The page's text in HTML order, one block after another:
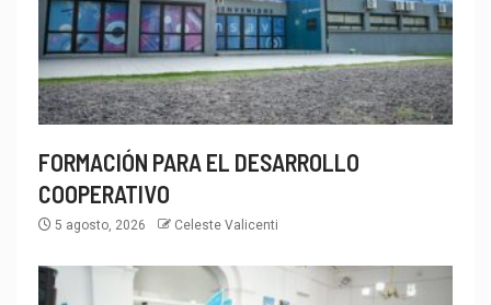
FORMACIÓN PARA EL DESARROLLO
COOPERATIVO
5 agosto, 2026 Celeste Valicenti